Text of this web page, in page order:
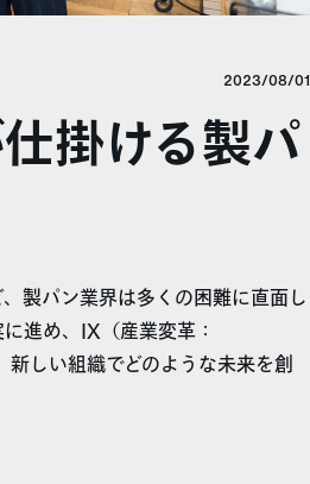
2023/08/01
掛ける製パ
製パン業界は多くの困難に直面し
進め、IX（産業変革：
しい組織でどのような未来を創